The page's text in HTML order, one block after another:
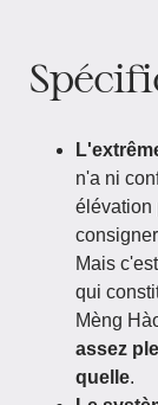
n'a ni
élévation
Mais
qui
Mèng
assez
quelle.